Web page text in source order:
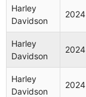
Davidson
Davidson
Davidson
Harley
Davidson
2024
Harley
Davidson
2024
Harley
Davidson
2024